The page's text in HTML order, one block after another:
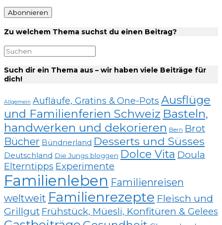
Zu welchem Thema suchst du einen Beitrag?
Such dir ein Thema aus – wir haben viele Beiträge für
dich!
Allgemein Aufläufe, Gratins & One-Pots Ausflüge
und Familienferien Schweiz Basteln,
handwerken und dekorieren Bern Brot
Bücher Bündnerland Desserts und Süsses
Deutschland Die Jungs bloggen Dolce Vita Doula
Elterntipps Experimente
Familienleben Familienreisen
weltweit Familienrezepte Fleisch und
Grillgut Frühstück, Müesli, Konfitüren & Gelees